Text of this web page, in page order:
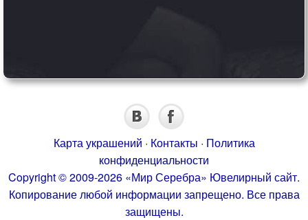
Карта украшений · Контакты · Политика
конфиденциальности
Copyright © 2009-2026 «Мир Серебра» Ювелирный сайт.
Копирование любой информации запрещено. Все права
защищены.